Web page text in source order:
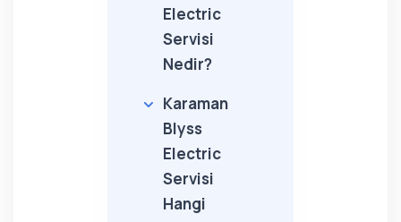
Electric
Servisi
Nedir?
Karaman
Blyss
Electric
Servisi
Hangi